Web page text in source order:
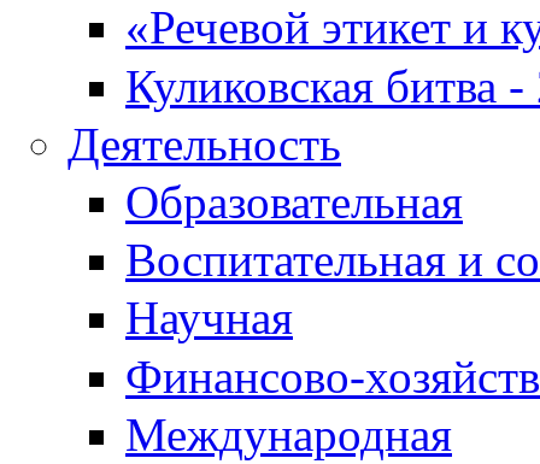
«Речевой этикет и
Куликовская битва
Деятельность
Образовательная
Воспитательная и
Научная
Финансово-
Международная